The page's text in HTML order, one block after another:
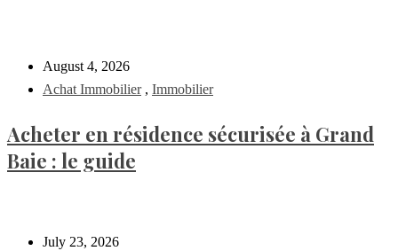
August 4, 2026
Achat Immobilier, Immobilier
Acheter en résidence sécurisée à Grand
Baie : le guide
July 23, 2026